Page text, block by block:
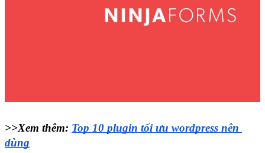
>>Xem thêm: Top 10 plugin tối ưu wordpress nên
dùng